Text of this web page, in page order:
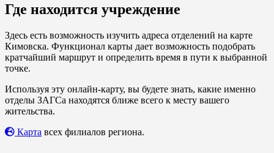
Где находится учреждение
Здесь есть возможность изучить адреса отделений на карте
Кимовска. Функционал карты дает возможность подобрать
кратчайший маршрут и определить время в пути к выбранной
точке.
Используя эту онлайн-карту, вы будете знать, какие именно
отделы ЗАГСа находятся ближе всего к месту вашего
жительства.
Карта всех филиалов региона.